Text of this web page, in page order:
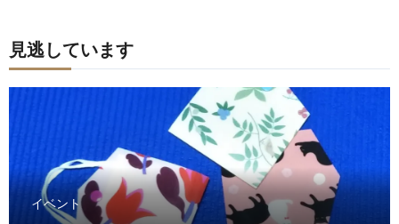
見逃しています
イベント